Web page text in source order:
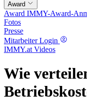
Award
Award IMMY-Award-
Fotos
Presse
Mitarbeiter Login
IMMY.at Videos
Wie